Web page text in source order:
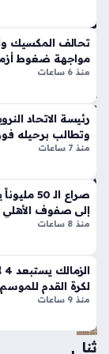
الج
دل
بإ
لا
ق
أيق
ونت
الج
دي
دة
ت
الإث
ني
شر
أس
م
ضاً
و
س
ط
تك
هنا
ت
س
عة
منذ
واح
دة
ثنا
تحالف المكسيك
مواجهة ضغوط
منذ 6 ساعات
رئيسة الاتحاد
وتطالب برحيله
منذ 7 ساعات
صراع
إلى صفوف الأهلي
منذ 8 ساعات
لكرة القدم
منذ 9 ساعات